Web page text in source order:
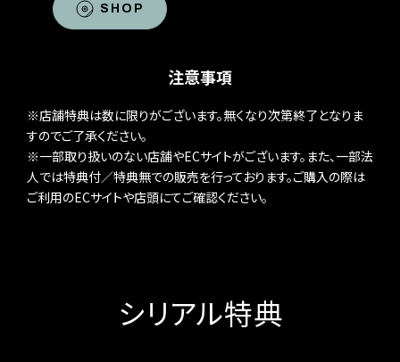
SHOP
注意事項
※店舗特典は数に限りがございます。無くなり次第終了となりま
すのでご了承ください。
※一部取り扱いのない店舗やECサイトがございます。また、一部法
人では特典付／特典無での販売を行っております。ご購入の際は
ご利用のECサイトや店頭にてご確認ください。
シリアル特典